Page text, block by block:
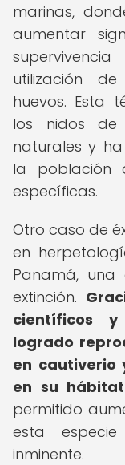
marinas,
aumentar
utilización
huevos. Esta
los nidos de
naturales y
la población
específicas.
Otro caso de
en
Panamá,
extinción.
científicos y
logrado
en cautiverio
en su
permitido
esta
inminente.